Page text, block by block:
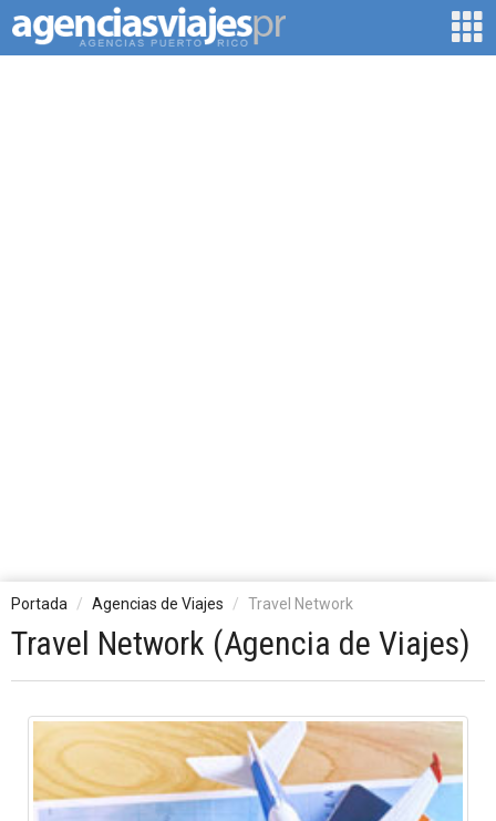
Portada Agencias de Viajes Travel Network
Travel Network (Agencia de Viajes)